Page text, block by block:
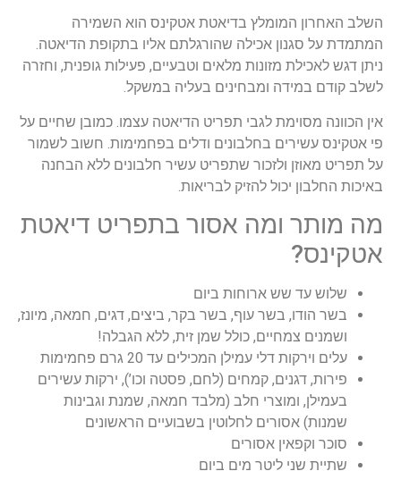
השלב האחרון המומלץ בדיאטת אטקינס הוא השמירה
המתמדת על סגנון אכילה שהורגלתם אליו בתקופת הדיאטה.
ניתן דגש לאכילת מזונות מלאים וטבעיים, פעילות גופנית, וחזרה
לשלב קודם במידה ומבחינים בעליה במשקל.
אין הכוונה מסוימת לגבי תפריט הדיאטה עצמו. כמובן שחיים על
פי אטקינס עשירים בחלבונים ודלים בפחמימות. חשוב לשמור
על תפריט מאוזן ולזכור שתפריט עשיר חלבונים ללא הבחנה
באיכות החלבון יכול להזיק לבריאות.
מה מותר ומה אסור בתפריט דיאטת
אטקינס?
שלוש עד שש ארוחות ביום
בשר הודו, בשר עוף, בשר בקר, ביצים, דגים, חמאה, מיונז,
ושמנים צמחיים, כולל שמן זית, ללא הגבלה!
עלים וירקות דלי עמילן המכילים עד 20 גרם פחמימות
פירות, דגנים, קמחים (לחם, פסטה וכו’), ירקות עשירים
בעמילן, ומוצרי חלב (מלבד חמאה, שמנת וגבינות
שמנות) אסורים לחלוטין בשבועיים הראשונים
סוכר וקפאין אסורים
שתיית שני ליטר מים ביום